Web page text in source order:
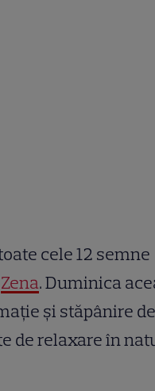
cele 12 semne
Zena. Duminica
și stăpânire de
de relaxare în